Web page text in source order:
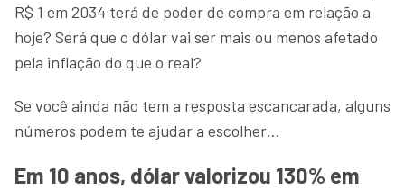
R$ 1 em 2034 terá de poder de compra em relação a
hoje? Será que o dólar vai ser mais ou menos afetado
pela inflação do que o real?
Se você ainda não tem a resposta escancarada, alguns
números podem te ajudar a escolher…
Em 10 anos, dólar valorizou 130% em